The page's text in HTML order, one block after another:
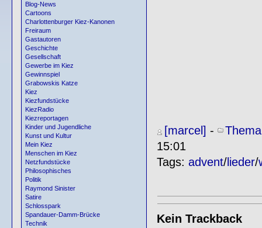
Blog-News
Cartoons
Charlottenburger Kiez-Kanonen
Freiraum
Gastautoren
Geschichte
Gesellschaft
Gewerbe im Kiez
Gewinnspiel
Grabowskis Katze
Kiez
Kiezfundstücke
KiezRadio
Kiezreportagen
Kinder und Jugendliche
Kunst und Kultur
Mein Kiez
Menschen im Kiez
Netzfundstücke
Philosophisches
Politik
Raymond Sinister
Satire
Schlosspark
Spandauer-Damm-Brücke
Technik
[marcel] -
15:01
Tags: advent/lieder/
Kein Trackback